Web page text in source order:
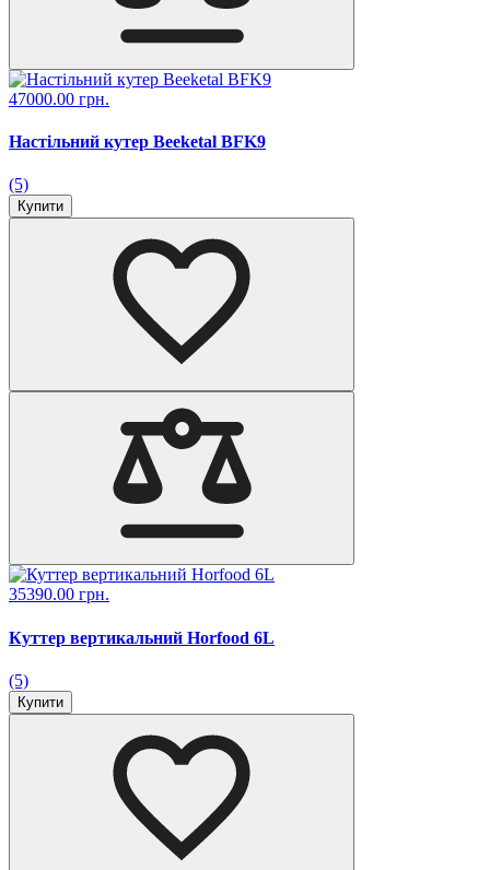
47000.00 грн.
Настільний кутер Beeketal BFK9
(5)
Купити
35390.00 грн.
Куттер вертикальний Horfood 6L
(5)
Купити